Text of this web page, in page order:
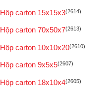
Hộp carton 15x15x3(2614)
Hộp carton 70x50x7(2613)
Hộp carton 10x10x20(2610)
Hộp carton 9x5x5(2607)
Hộp carton 18x10x4(2605)